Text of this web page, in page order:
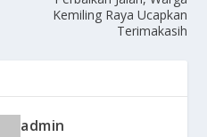
Kemiling Raya Ucapkan
Terimakasih
admin